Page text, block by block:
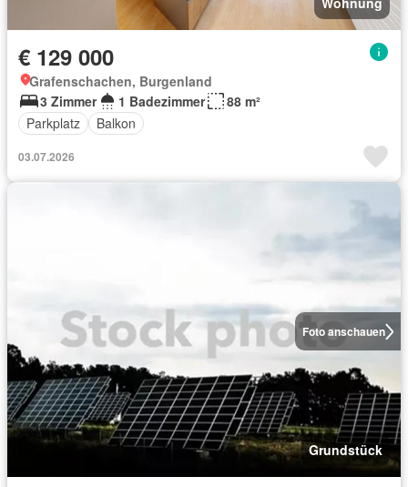
€ 129 000
Grafenschachen, Burgenland
3 Zimmer
1 Badezimmer
88 m²
Parkplatz
Balkon
03.07.2026
Foto anschauen
Grundstück